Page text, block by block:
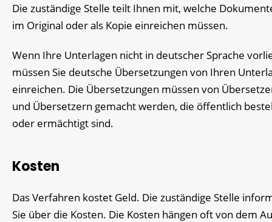
Die zuständige Stelle teilt Ihnen mit, welche
im Original oder als Kopie einreichen müssen.
Wenn Ihre Unterlagen nicht in deutscher Sprache
müssen Sie deutsche Übersetzungen von Ihren
einreichen. Die Übersetzungen müssen von
und Übersetzern gemacht werden, die öffentlich
oder ermächtigt sind.
Kosten
Das Verfahren kostet Geld. Die zuständige Stelle
Sie über die Kosten. Die Kosten hängen oft von dem